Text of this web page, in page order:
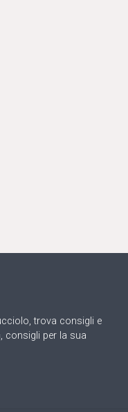
trova consigli e
consigli per la sua